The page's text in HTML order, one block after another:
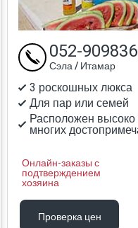
3 роскошных люкса
Для пар или семей
Расположен высоко
многих
Онлайн-заказы с
подтверждением
хозяина
052-
Сэла / Итамар
Проверка цен